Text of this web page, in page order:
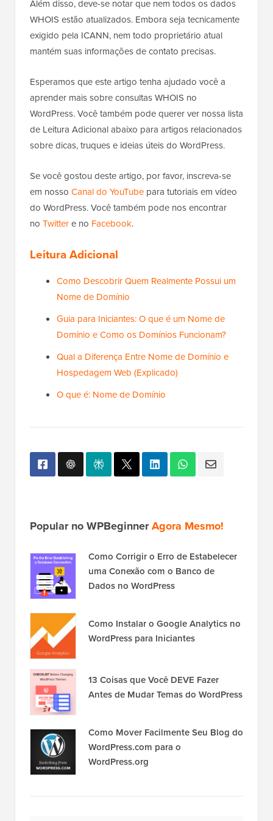
Além disso, deve-se notar que nem todos os dados
WHOIS estão atualizados. Embora seja tecnicamente
exigido pela ICANN, nem todo proprietário atual
mantém suas informações de contato precisas.
Esperamos que este artigo tenha ajudado você a
aprender mais sobre consultas WHOIS no
WordPress. Você também pode querer ver nossa lista
de Leitura Adicional abaixo para artigos relacionados
sobre dicas, truques e ideias úteis do WordPress.
Se você gostou deste artigo, por favor, inscreva-se
em nosso Canal do YouTube para tutoriais em vídeo
do WordPress. Você também pode nos encontrar
no Twittere no Facebook.
Leitura Adicional
Como Descobrir Quem Realmente Possui um
Nome de Domínio
Guia para Iniciantes: O que é um Nome de
Domínio e Como os Domínios Funcionam?
Qual a Diferença Entre Nome de Domínio e
Hospedagem Web (Explicado)
O que é: Nome de Domínio
Popular no WPBeginnerAgora Mesmo!
Como Corrigir o Erro de Estabelecer
uma Conexão com o Banco de
Dados no WordPress
Como Instalar o Google Analytics no
WordPress para Iniciantes
13 Coisas que Você DEVE Fazer
Antes de Mudar Temas do WordPress
Como Mover Facilmente Seu Blog do
WordPress.com para o
WordPress.org